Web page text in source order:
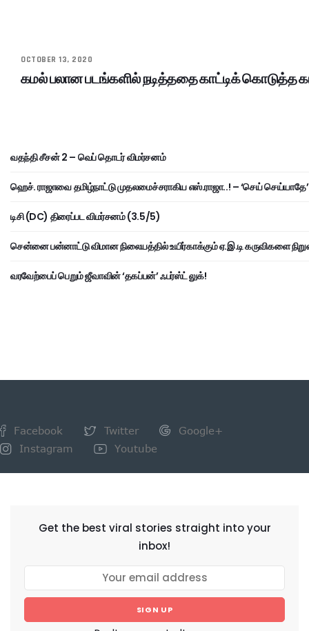
OCTOBER 13, 2020
கமல் பலான படங்களில் நடித்ததை காட்டிக் கொடுத்த
வதந்தி சீசன் 2 – வெப் தொடர் விமர்சனம்
ஹெச். ராஜாவை தமிழ்நாட்டு முதலமைச்சராகிய எஸ்.ராஜா..! – ‘செய் செய்யாதே’
டிசி (DC) திரைப்பட விமர்சனம் (3.5/5)
சென்னை பன்னாட்டு விமான நிலையத்தில் உயிர்காக்கும் ஏ.இ.டி கருவிகளை
வரவேற்பைப் பெறும் ஜீவாவின் ‘தகப்பன்’ ஃபர்ஸ்ட் லுக்!
Facebook Twitter
Google+
Instagram
Youtube
Get the best viral stories straight into your
inbox!
SIGN UP